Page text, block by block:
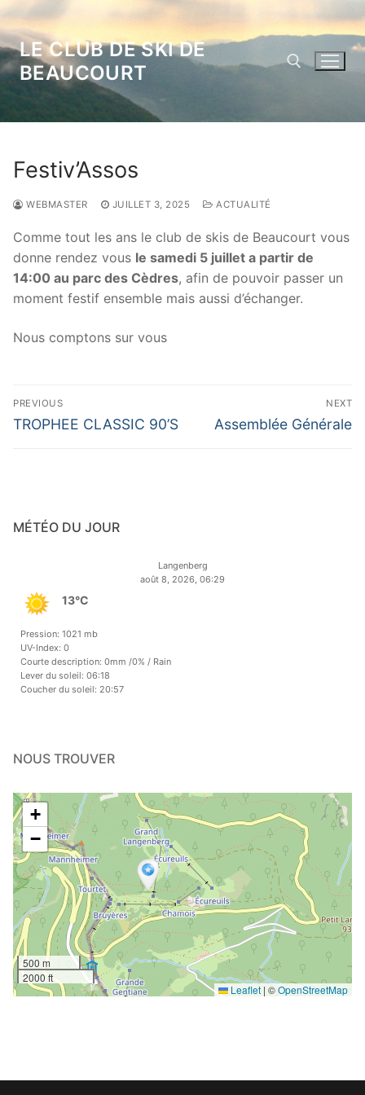
Aller
au
contenu
LE CLUB DE SKI DE
BEAUCOURT
Festiv’Assos
WEBMASTER JUILLET 3, 2025 ACTUALITÉ
Comme tout les ans le club de skis de Beaucourt vous
donne rendez vous le samedi 5 juillet a partir de
14:00 au parc des Cèdres, afin de pouvoir passer un
moment festif ensemble mais aussi d’échanger.
Nous comptons sur vous
Navigation
de
PREVIOUS
Previous
TROPHEE CLASSIC 90’S
NEXT
Next
Assemblée Générale
MÉTÉO DU JOUR
Langenberg
août 8, 2026, 06:29
13°C
Pression: 1021 mb
UV-Index: 0
Courte description: 0mm /0% / Rain
Lever du soleil: 06:18
Coucher du soleil: 20:57
NOUS TROUVER
+
−
500 m
2000 ft
Leaflet | ©OpenStreetMap